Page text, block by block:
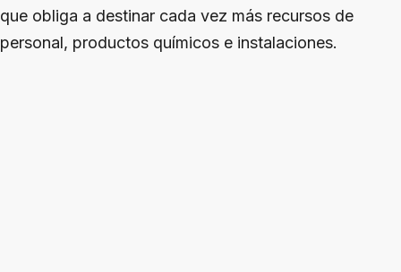
que obliga a destinar cada vez más recursos de
personal, productos químicos e instalaciones.